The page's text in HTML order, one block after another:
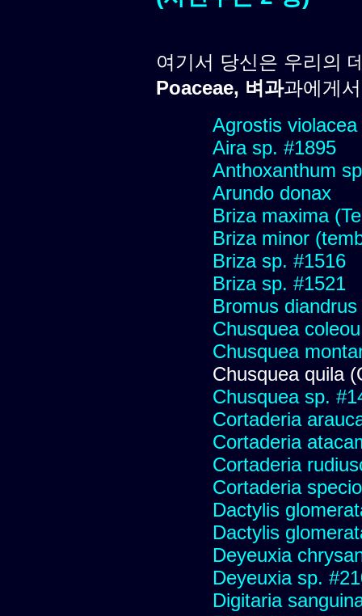
여기서 당신은 우리의
Poaceae, 벼과과에게
Agrostis violacea
Aira sp. #1895
Anthoxanthum
Arundo donax
Briza maxima
Briza minor
Briza sp. #1516
Briza sp. #1521
Bromus diandrus
Chusquea
Chusquea
Chusquea quila
Chusquea sp.
Cortaderia
Cortaderia
Cortaderia
Cortaderia
Dactylis
Dactylis
Deyeuxia
Deyeuxia sp.
Digitaria